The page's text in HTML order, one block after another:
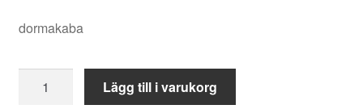
dormakaba
Dörrautomatikpaket
ED250LE
Lägg till i varukorg